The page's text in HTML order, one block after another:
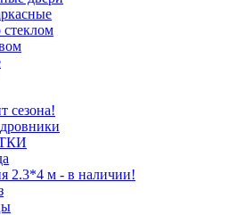
2.3*4 м - в наличии!